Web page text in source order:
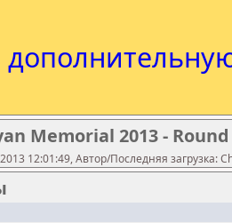
Memorial 2013 -
12:01:49, Автор/Последняя загрузка: